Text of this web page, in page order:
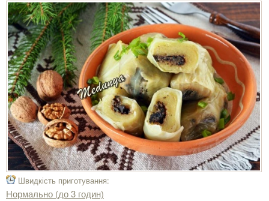
Швидкість приготування:
Нормально (до 3 годин)